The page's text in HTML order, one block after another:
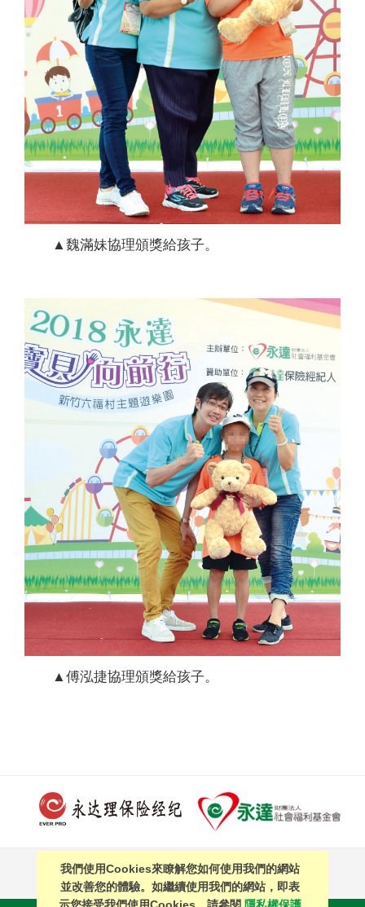
▲魏滿妹協理頒獎給孩子。
▲傅泓捷協理頒獎給孩子。
PAGE TOP
我們使用Cookies來瞭解您如何使用我們的網站
並改善您的體驗。如繼續使用我們的網站，即表